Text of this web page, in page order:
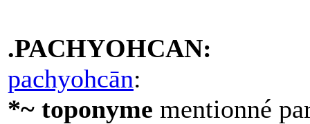
.PACHYOHCAN:
pachyohcān:
*~ toponyme mentionné